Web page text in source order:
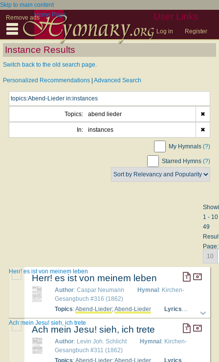
Skip to main content
Remove ads
User Links
Log in Register
Home Page
Instance Results
Switch back to the old search page.
Personalized Recommendations Advanced Search
Topics: abend lieder ✖
In: instances ✖
My Hymnals (?)
Starred Hymns (?)
1 -
49
Page:
10
Herr! es ist von meinem leben
Author: Caspar Neumann Hymnal: Kirchen-
Gesangbuch #316 (1862)
Topics:Abend-Lieder;Abend-Lieder Lyrics
Herr! es ist von meinem leben
Ach mein Jesu! sieh, ich trete
Author: Levin Joh. Schlicht Hymnal: Kirchen-
Gesangbuch #311 (1862)
Topics:Abend-Lieder;Abend-Lieder Lyrics
Ach mein Jesu! sieh, ich trete